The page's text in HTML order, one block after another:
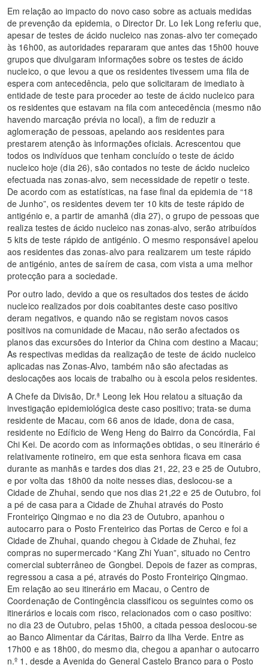
Em relação ao impacto do novo caso sobre as actuais medidas
de prevenção da epidemia, o Director Dr. Lo Iek Long referiu que,
apesar de testes de ácido nucleico nas zonas-alvo ter começado
às 16h00, as autoridades repararam que antes das 15h00 houve
grupos que divulgaram informações sobre os testes de ácido
nucleico, o que levou a que os residentes tivessem uma fila de
espera com antecedência, pelo que solicitaram de imediato à
entidade de teste para proceder ao teste de ácido nucleico para
os residentes que estavam na fila com antecedência (mesmo não
havendo marcação prévia no local), a fim de reduzir a
aglomeração de pessoas, apelando aos residentes para
prestarem atenção às informações oficiais. Acrescentou que
todos os indivíduos que tenham concluído o teste de ácido
nucleico hoje (dia 26), são contados no teste de ácido nucleico
efectuada nas zonas-alvo, sem necessidade de repetir o teste.
De acordo com as estatísticas, na fase final da epidemia de “18
de Junho”, os residentes devem ter 10 kits de teste rápido de
antigénio e, a partir de amanhã (dia 27), o grupo de pessoas que
realiza testes de ácido nucleico nas zonas-alvo, serão atribuídos
5 kits de teste rápido de antigénio. O mesmo responsável apelou
aos residentes das zonas-alvo para realizarem um teste rápido
de antigénio, antes de saírem de casa, com vista a uma melhor
protecção para a sociedade.
Por outro lado, devido a que os resultados dos testes de ácido
nucleico realizados por dois coabitantes deste caso positivo
deram negativos, e quando não se registam novos casos
positivos na comunidade de Macau, não serão afectados os
planos das excursões do Interior da China com destino a Macau;
As respectivas medidas da realização de teste de ácido nucleico
aplicadas nas Zonas-Alvo, também não são afectadas as
deslocações aos locais de trabalho ou à escola pelos residentes.
A Chefe da Divisão, Dr.ª Leong Iek Hou relatou a situação da
investigação epidemiológica deste caso positivo; trata-se duma
residente de Macau, com 66 anos de idade, dona de casa,
residente no Edíficio de Weng Heng do Bairro da Concórdia, Fai
Chi Kei. De acordo com as informações obtidas, o seu itinerário é
relativamente rotineiro, em que esta senhora ficava em casa
durante as manhãs e tardes dos dias 21, 22, 23 e 25 de Outubro,
e por volta das 18h00 da noite nesses dias, deslocou-se a
Cidade de Zhuhai, sendo que nos dias 21,22 e 25 de Outubro, foi
a pé de casa para a Cidade de Zhuhai através do Posto
Fronteiriço Qingmao e no dia 23 de Outubro, apanhou o
autocarro para o Posto Frenteirico das Portas de Cerco e foi a
Cidade de Zhuhai, quando chegou à Cidade de Zhuhai, fez
compras no supermercado “Kang Zhi Yuan”, situado no Centro
comercial subterrâneo de Gongbei. Depois de fazer as compras,
regressou a casa a pé, através do Posto Fronteiriço Qingmao.
Em relação ao seu itinerário em Macau, o Centro de
Coordenação de Contingência classificou os seguintes como os
itinerários e locais com risco, relacionados com o caso positivo:
no dia 23 de Outubro, pelas 15h00, a citada pessoa deslocou-se
ao Banco Alimentar da Cáritas, Bairro da Ilha Verde. Entre as
17h00 e as 18h00, do mesmo dia, chegou a apanhar o autocarro
n.º 1, desde a Avenida do General Castelo Branco para o Posto